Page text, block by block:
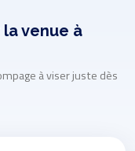
venue à
à viser juste dès